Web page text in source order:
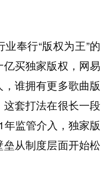
奉行“版权为王”的
买独家版权，网易
谁拥有更多歌曲版
套打法在很长一段
监管介入，独家版
从制度层面开始松